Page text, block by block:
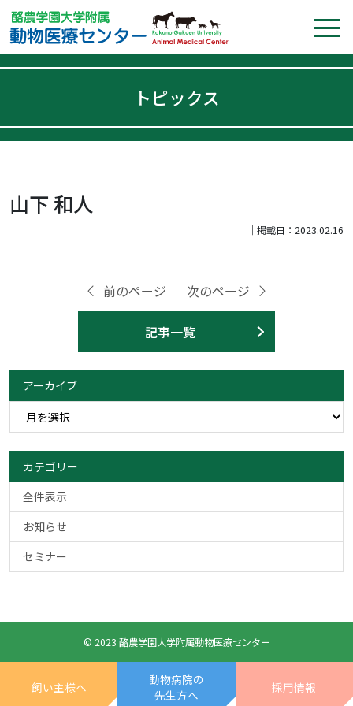
トピックス
山下 和人
｜掲載日：2023.02.16
前のページ
記事一覧
次のページ
アーカイブ
カテゴリー
全件表示
お知らせ
セミナー
© 2023 酪農学園大学附属動物医療センター
飼い主様へ
動物病院の
先生方へ
採用情報